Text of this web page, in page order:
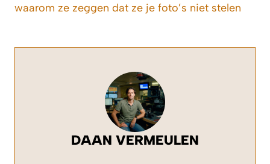
waarom ze zeggen dat ze je foto’s niet stelen
DAAN VERMEULEN